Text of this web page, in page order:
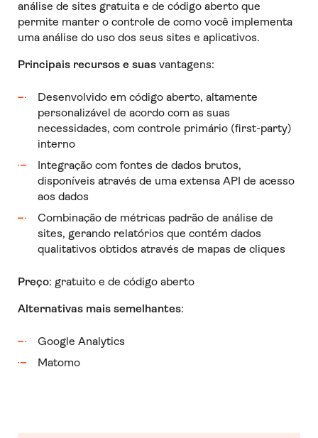
análise de sites gratuita e de código aberto que
permite manter o controle de como você implementa
uma análise do uso dos seus sites e aplicativos.
Principais recursos e suasvantagens:
Desenvolvido em código aberto, altamente
personalizável de acordo com as suas
necessidades, com controle primário (first-party)
interno
Integração com fontes de dados brutos,
disponíveis através de uma extensa API de acesso
aos dados
Combinação de métricas padrão de análise de
sites, gerando relatórios que contém dados
qualitativos obtidos através de mapas de cliques
Preço: gratuito e de código aberto
Alternativas mais semelhantes:
Google Analytics
Matomo